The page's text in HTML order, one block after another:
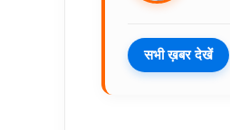
सभी ख़बर देखें